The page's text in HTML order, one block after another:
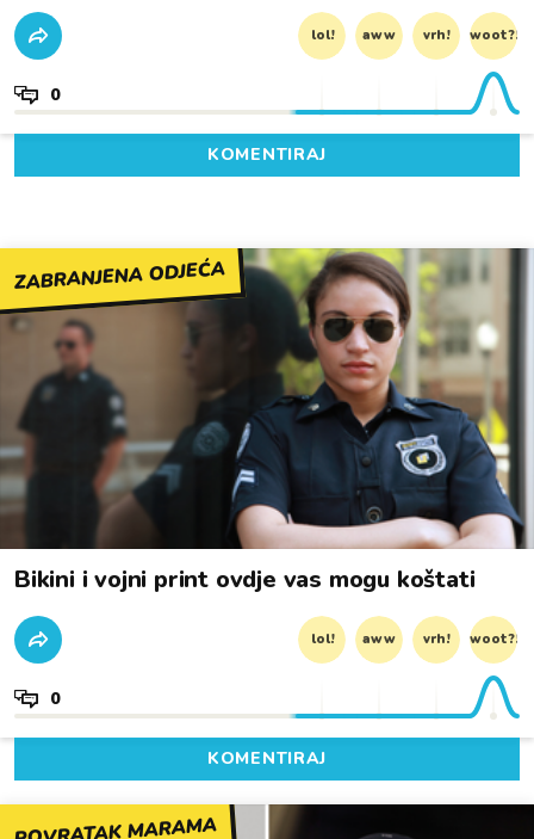
lol! aww vrh! woot?!
0
KOMENTIRAJ
ZABRANJENA ODJEĆA
Bikini i vojni print ovdje vas mogu koštati
lol! aww vrh! woot?!
0
KOMENTIRAJ